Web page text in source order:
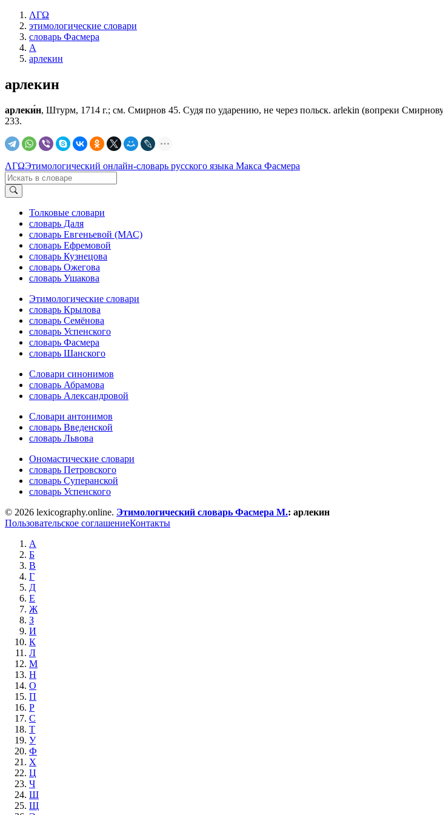
ΛΓΩ
этимологические словари
словарь Фасмера
А
арлекин
арлекин
арлеки́н, Штурм, 1714 г.; см. Смирнов 45. Судя по ударению, не через польск. arlekin (вопреки
233.
ΛΓΩЭтимологический онлайн-словарь русского языка Макса Фасмера
Толковые словари
словарь Даля
словарь Евгеньевой (МАС)
словарь Ефремовой
словарь Кузнецова
словарь Ожегова
словарь Ушакова
Этимологические словари
словарь Крылова
словарь Семёнова
словарь Успенского
словарь Фасмера
словарь Шанского
Словари синонимов
словарь Абрамова
словарь Александровой
Словари антонимов
словарь Введенской
словарь Львова
Ономастические словари
словарь Петровского
словарь Суперанской
словарь Успенского
© 2026 lexicography.online. Этимологический словарь Фасмера М.: арлекин
Пользовательское соглашениеКонтакты
А
Б
В
Г
Д
Е
Ж
З
И
К
Л
М
Н
О
П
Р
С
Т
У
Ф
Х
Ц
Ч
Ш
Щ